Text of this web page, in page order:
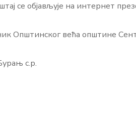
се објављује на интернет
Општинског већа општине
с.р.